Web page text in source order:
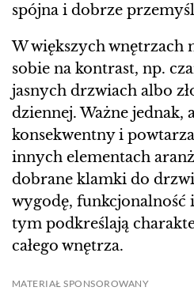
spójna i dobrze
W większych wnętrzach
sobie na kontrast, np.
jasnych drzwiach albo
dziennej. Ważne jednak,
konsekwentny i
innych elementach
dobrane klamki do
wygodę, funkcjonalność
tym podkreślają
całego wnętrza.
MATERIAŁ SPONSOROWANY